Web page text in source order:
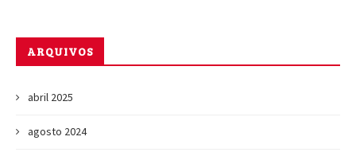
ARQUIVOS
abril 2025
agosto 2024